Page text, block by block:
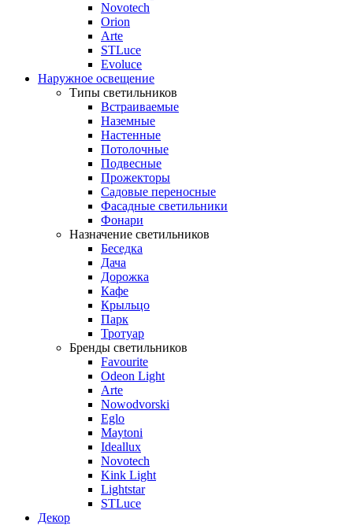
Novotech
Orion
Arte
STLuce
Evoluce
Наружное освещение
Типы светильников
Встраиваемые
Наземные
Настенные
Потолочные
Подвесные
Прожекторы
Садовые переносные
Фасадные светильники
Фонари
Назначение светильников
Беседка
Дача
Дорожка
Кафе
Крыльцо
Парк
Тротуар
Бренды светильников
Favourite
Odeon Light
Arte
Nowodvorski
Eglo
Maytoni
Ideallux
Novotech
Kink Light
Lightstar
STLuce
Декор